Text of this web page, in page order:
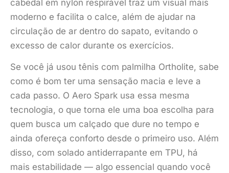
cabedal em nylon respirável traz um visual mais
moderno e facilita o calce, além de ajudar na
circulação de ar dentro do sapato, evitando o
excesso de calor durante os exercícios.
Se você já usou tênis com palmilha Ortholite, sabe
como é bom ter uma sensação macia e leve a
cada passo. O Aero Spark usa essa mesma
tecnologia, o que torna ele uma boa escolha para
quem busca um calçado que dure no tempo e
ainda ofereça conforto desde o primeiro uso. Além
disso, com solado antiderrapante em TPU, há
mais estabilidade — algo essencial quando você